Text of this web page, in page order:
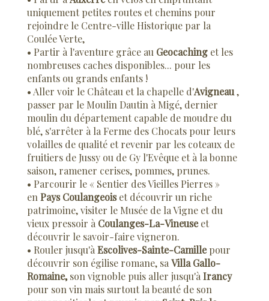
uniquement petites routes et chemins pour
rejoindre le Centre-ville Historique par la
Coulée Verte,
• Partir à l'aventure grâce au Geocaching et les
nombreuses caches disponibles... pour les
enfants ou grands enfants !
• Aller voir le Château et la chapelle d'Avigneau,
passer par le Moulin Dautin à Migé, dernier
moulin du département capable de moudre du
blé, s'arrêter à la Ferme des Chocats pour leurs
volailles de qualité et revenir par les coteaux de
fruitiers de Jussy ou de Gy l'Evêque et à la bonne
saison, ramener cerises, pommes, prunes.
• Parcourir le « Sentier des Vieilles Pierres »
enPays Coulangeois et découvrir un riche
patrimoine, visiter le Musée de la Vigne et du
vieux pressoir àCoulanges-La-Vineuseet
découvrir le savoir-faire vigneron.
• Rouler jusqu'àEscolives-Sainte-Camillepour
découvrir son égilise romane, saVilla Gallo-
Romaine,son vignoble puis aller jusqu'àIrancy
pour son vin mais surtout la beauté de son